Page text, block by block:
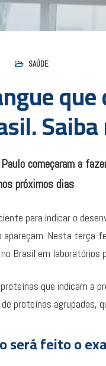
SAÚDE
começaram a
próximos dias
para indicar o
apareçam. Nesta
Brasil em laboratórios
que indicam a
proteínas agrupadas,
será feito o